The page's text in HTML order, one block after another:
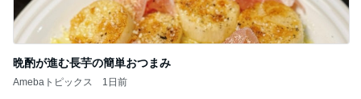
晩酌が進む長芋の簡単おつまみ
Amebaトピックス 1日前